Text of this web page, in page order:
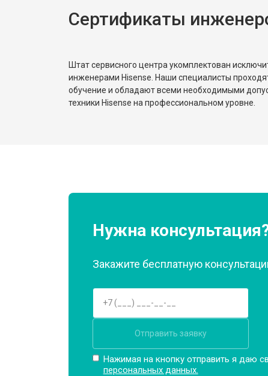
Замена реле
Сертификаты
Штат сервисного центра укомплектован
инженерами Hisense. Наши специалисты
обучение и обладают всеми необходимыми
техники Hisense на профессиональном уровне.
Нужна
Закажите бесплатную
Отправить заявку
Нажимая на кнопку отправить я даю
персональных данных.